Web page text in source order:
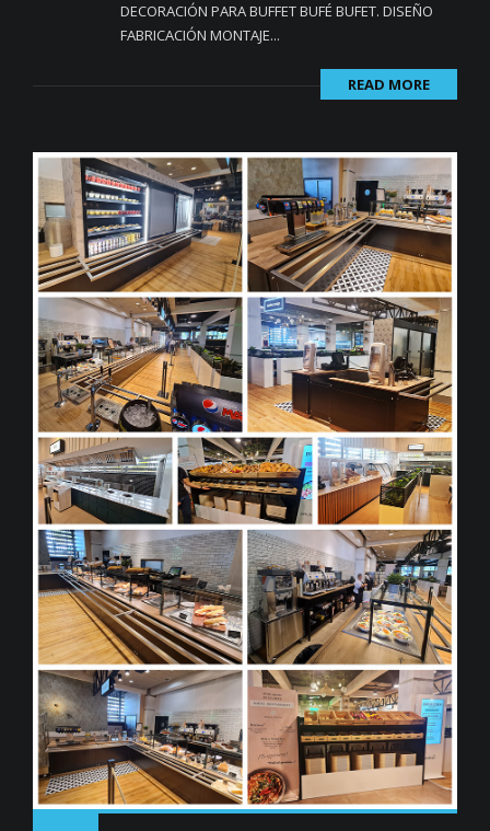
DECORACIÓN PARA BUFFET BUFÉ BUFET. DISEÑO
FABRICACIÓN MONTAJE...
READ MORE